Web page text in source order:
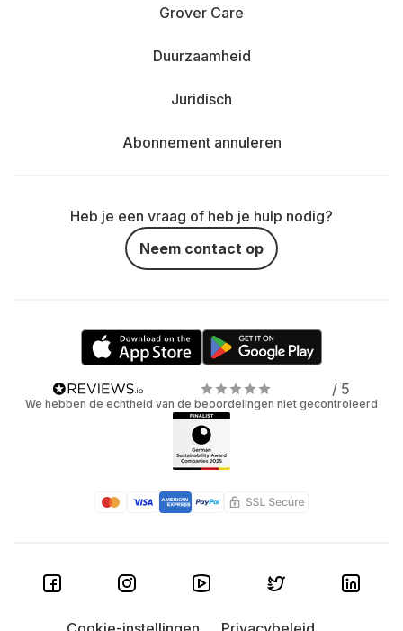
Grover Care
Duurzaamheid
Juridisch
Abonnement annuleren
Heb je een vraag of heb je hulp nodig?
Neem contact op
/ 5
We hebben de echtheid van de beoordelingen niet gecontroleerd